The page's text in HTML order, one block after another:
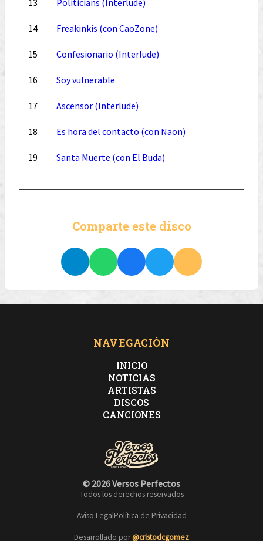
14 Freakinkis (con CaoZone)
15 Confesionario (Interlude)
16 Soy vulnerable
17 Ascensor (Interlude)
18 Es hora del contacto (con Naon)
19 Santa Muerte (con El Buda)
Comparte este disco
NAVEGACIÓN
INICIO
NOTICIAS
ARTISTAS
DISCOS
CANCIONES
© 2026 Versos Perfectos
Todos los derechos reservados
Aviso LegalPolítica de Privacidad
Desarrollado por@cristodcgomez